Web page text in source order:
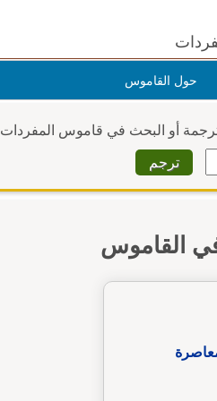
حول القاموس
أو البحث في قاموس المفردات
القاموس